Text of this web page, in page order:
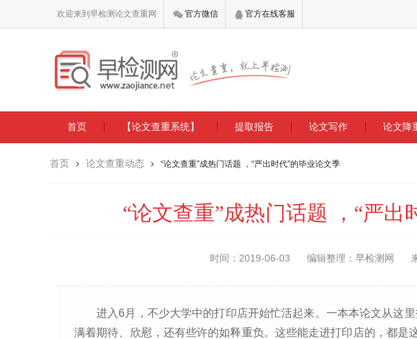
欢迎来到早检测论文查重网 官方微信 官方在线客服
首页 【论文查重系统】 提取报告 论文写作 论文降
首页 论文查重动态 “论文查重”成热门话题 ，“严出时代”的毕业论文季
“论文查重”成热门话题 ，“严出
时间：2019-06-03 编辑整理：早检测网
进入6月，不少大学中的打印店开始忙活起来。一本本论文从这
满着期待、欣慰，还有些许的如释重负。这些能走进打印店的，都是